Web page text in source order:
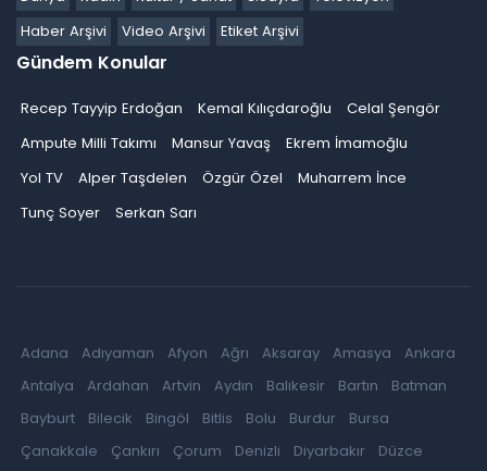
Haber Arşivi
Video Arşivi Etiket Arşivi
Gündem Konular
Recep Tayyip Erdoğan Kemal Kılıçdaroğlu
Celal Şengör
Ampute Milli Takımı
Mansur Yavaş
Ekrem İmamoğlu
Yol TV
Alper Taşdelen Özgür Özel
Muharrem İnce
Tunç Soyer
Serkan Sarı
Adana Adıyaman Afyon Ağrı Aksaray Amasya
Ankara
Antalya
Ardahan Artvin Aydın Balıkesir Bartın
Batman
Bayburt
Bilecik Bingöl Bitlis Bolu Burdur
Bursa
Çanakkale
Çankırı Çorum Denizli Diyarbakır
Düzce